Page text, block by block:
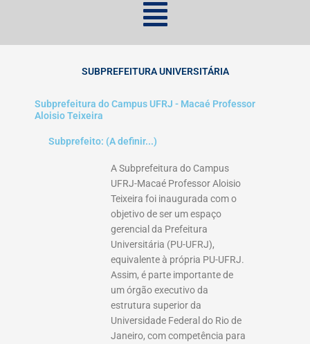
SUBPREFEITURA UNIVERSITÁRIA
Subprefeitura do Campus UFRJ - Macaé Professor
Aloisio Teixeira
Subprefeito: (A definir...)
A Subprefeitura do Campus
UFRJ-Macaé Professor Aloisio
Teixeira foi inaugurada com o
objetivo de ser um espaço
gerencial da Prefeitura
Universitária (PU-UFRJ),
equivalente à própria PU-UFRJ.
Assim, é parte importante de
um órgão executivo da
estrutura superior da
Universidade Federal do Rio de
Janeiro, com competência para